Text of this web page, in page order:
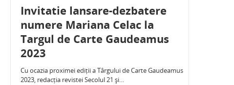
Invitatie lansare-dezbatere
numere Mariana Celac la
Targul de Carte Gaudeamus
2023
Cu ocazia proximei ediții a Târgului de Carte Gaudeamus
2023, redacția revistei Secolul 21 și…